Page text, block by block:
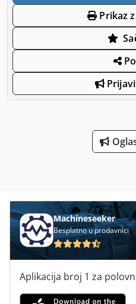
Prikaz
Machineseeker
Besplatno u prodavnici
Aplikacija broj 1 za